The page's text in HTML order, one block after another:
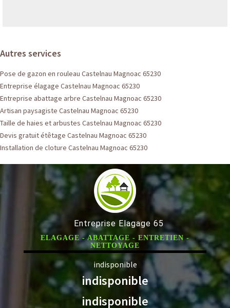
Autres services
Pose de gazon en rouleau Castelnau Magnoac 65230
Entreprise élagage Castelnau Magnoac 65230
Entreprise abattage arbre Castelnau Magnoac 65230
Artisan paysagiste Castelnau Magnoac 65230
Taille de haies et arbustes Castelnau Magnoac 65230
Devis gratuit étêtage Castelnau Magnoac 65230
Installation de cloture Castelnau Magnoac 65230
Entreprise Elagage 65
ELAGAGE - ABATTAGE - ENTRETIEN -
NETTOYAGE
indisponible
indisponible
indisponible